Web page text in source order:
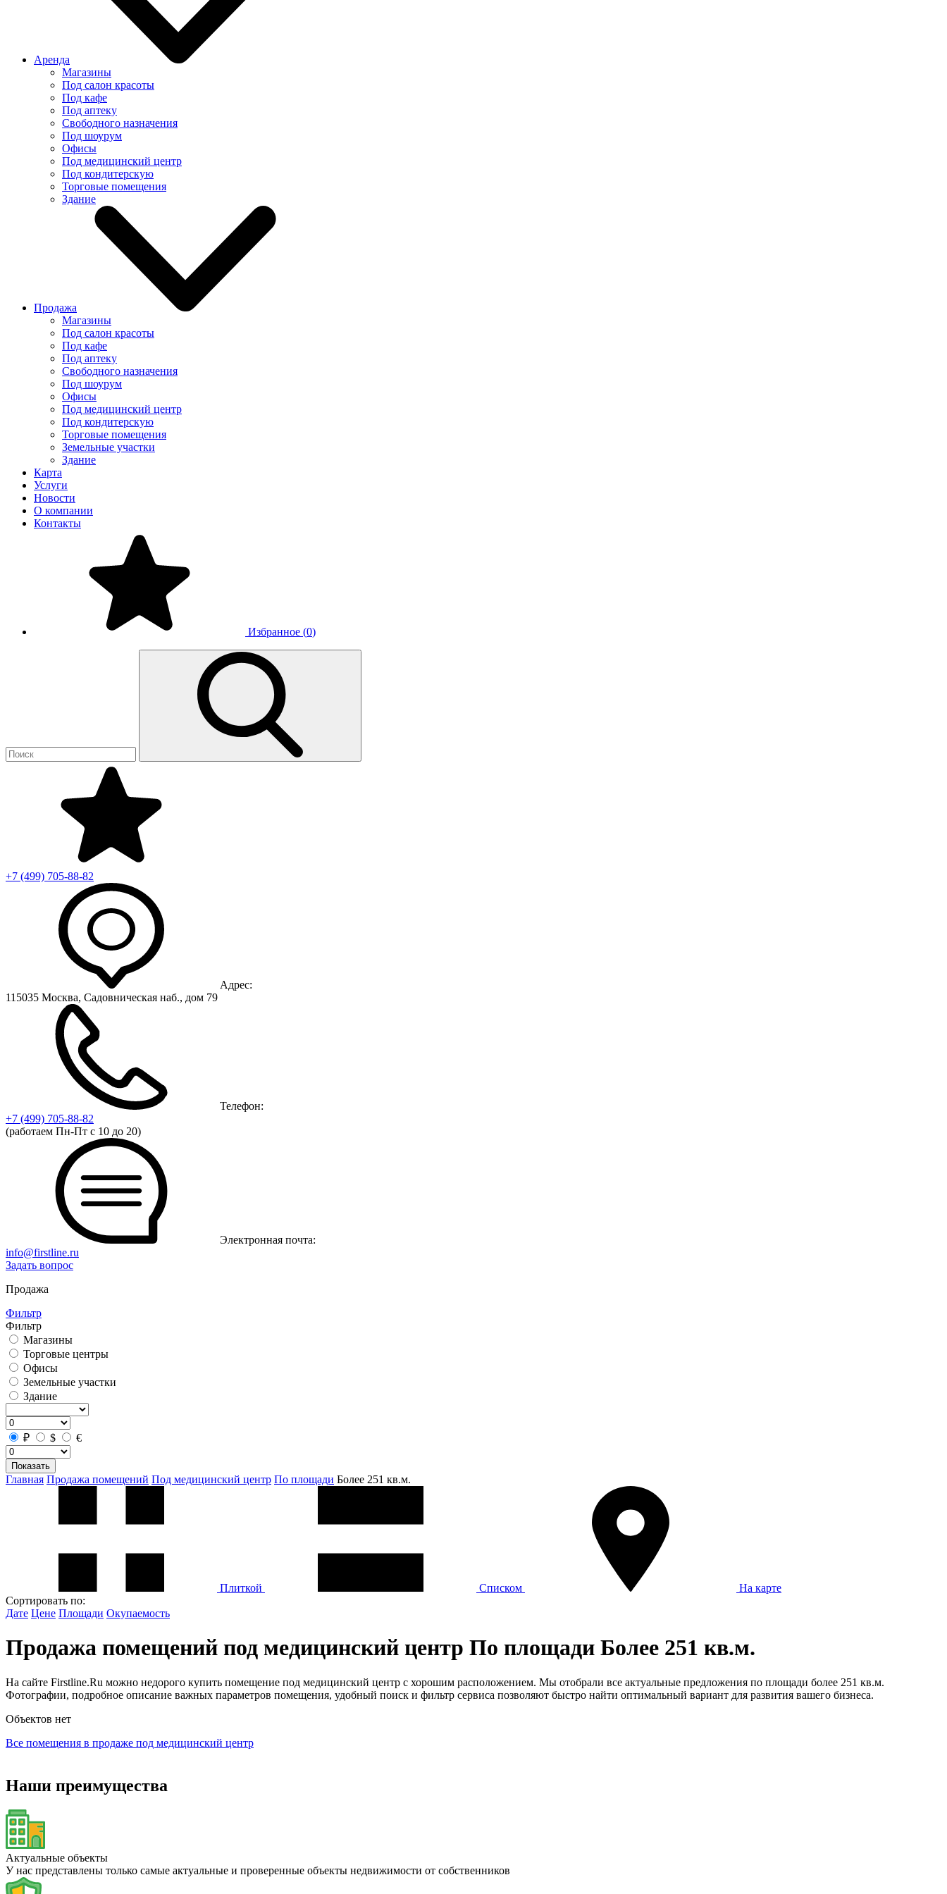
Аренда
Магазины
Под салон красоты
Под кафе
Под аптеку
Свободного назначения
Под шоурум
Офисы
Под медицинский центр
Под кондитерскую
Торговые помещения
Здание
Продажа
Магазины
Под салон красоты
Под кафе
Под аптеку
Свободного назначения
Под шоурум
Офисы
Под медицинский центр
Под кондитерскую
Торговые помещения
Земельные участки
Здание
Карта
Услуги
Новости
О компании
Контакты
Избранное (0)
+7 (499) 705-88-82
Адрес:
115035 Москва, Садовническая наб., дом 79
Телефон:
+7 (499) 705-88-82
(работаем Пн-Пт с 10 до 20)
Электронная почта:
info@firstline.ru
Задать вопрос
Продажа
Фильтр
Фильтр
Магазины
Торговые центры
Офисы
Земельные участки
Здание
₽ $ €
Показать
Главная Продажа помещений Под медицинский центр По площади Более 251 кв.м.
Плиткой Списком
На карте
Сортировать по:
Дате Цене Площади Окупаемость
Продажа помещений под медицинский центр По площади Более 251 кв.м.
На сайте Firstline.Ru можно недорого купить помещение под медицинский центр с хорошим расположением. Мы отобрали все актуальные предложения по площади более 251 кв.м.
Фотографии, подробное описание важных параметров помещения, удобный поиск и фильтр сервиса позволяют быстро найти оптимальный вариант для развития вашего бизнеса.
Объектов нет
Все помещения в продаже под медицинский центр
Наши преимущества
Актуальные объекты
У нас представлены только самые актуальные и проверенные объекты недвижимости от собственников